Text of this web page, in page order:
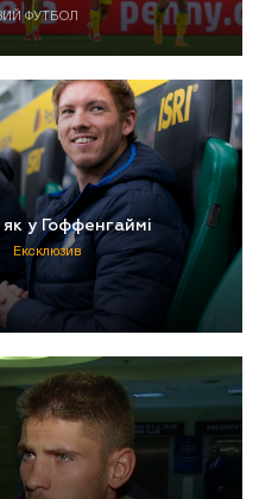
ФУТБОЛ
як у Гоффенгаймі
Ексклюзив